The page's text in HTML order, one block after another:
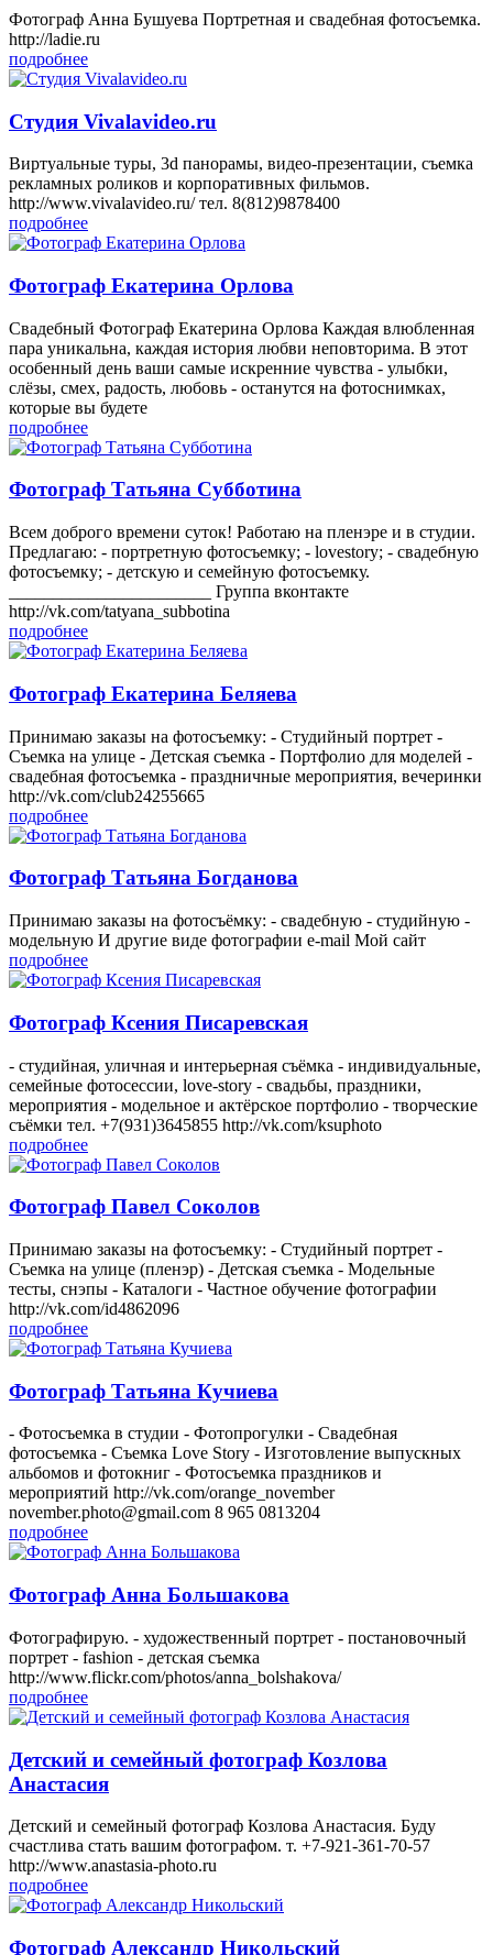
Фотограф Анна Бушуева Портретная и свадебная фотосъемка.
http://ladie.ru
подробнее
Студия Vivalavideo.ru
Виртуальные туры, 3d панорамы, видео-презентации, съемка
рекламных роликов и корпоративных фильмов.
http://www.vivalavideo.ru/ тел. 8(812)9878400
подробнее
Фотограф Екатерина Орлова
Свадебный Фотограф Екатерина Орлова Каждая влюбленная
пара уникальна, каждая история любви неповторима. В этот
особенный день ваши самые искренние чувства - улыбки,
слёзы, смех, радость, любовь - останутся на фотоснимках,
которые вы будете
подробнее
Фотограф Татьяна Субботина
Всем доброго времени суток! Работаю на пленэре и в студии.
Предлагаю: - портретную фотосъемку; - lovestory; - свадебную
фотосъемку; - детскую и семейную фотосъемку.
_______________________ Группа вконтакте
http://vk.com/tatyana_subbotina
подробнее
Фотограф Екатерина Беляева
Принимаю заказы на фотосъемку: - Студийный портрет -
Съемка на улице - Детская съемка - Портфолио для моделей -
свадебная фотосъемка - праздничные мероприятия, вечеринки
http://vk.com/club24255665
подробнее
Фотограф Татьяна Богданова
Принимаю заказы на фотосъёмку: - свадебную - студийную -
модельную И другие виде фотографии e-mail Мой сайт
подробнее
Фотограф Ксения Писаревская
- студийная, уличная и интерьерная съёмка - индивидуальные,
семейные фотосессии, love-story - свадьбы, праздники,
мероприятия - модельное и актёрское портфолио - творческие
съёмки тел. +7(931)3645855 http://vk.com/ksuphoto
подробнее
Фотограф Павел Соколов
Принимаю заказы на фотосъемку: - Студийный портрет -
Съемка на улице (пленэр) - Детская съемка - Модельные
тесты, снэпы - Каталоги - Частное обучение фотографии
http://vk.com/id4862096
подробнее
Фотограф Татьяна Кучиева
- Фотосъемка в студии - Фотопрогулки - Свадебная
фотосъемка - Съемка Love Story - Изготовление выпускных
альбомов и фотокниг - Фотосъемка праздников и
мероприятий http://vk.com/orange_november
november.photo@gmail.com 8 965 0813204
подробнее
Фотограф Анна Большакова
Фотографирую. - художественный портрет - постановочный
портрет - fashion - детская съемка
http://www.flickr.com/photos/anna_bolshakova/
подробнее
Детский и семейный фотограф Козлова
Анастасия
Детский и семейный фотограф Козлова Анастасия. Буду
счастлива стать вашим фотографом. т. +7-921-361-70-57
http://www.anastasia-photo.ru
подробнее
Фотограф Александр Никольский